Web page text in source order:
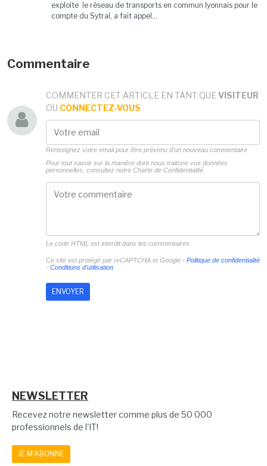
exploite le réseau de transports en commun lyonnais pour le
compte du Sytral, a fait appel...
Commentaire
COMMENTER CET ARTICLE EN TANT QUEVISITEUR
OU CONNECTEZ-VOUS
Renseignez votre email pour être prévenu d'un nouveau commentaire
Pour tout savoir sur la manière dont nous traitons vos données
personnelles, consultez notre Charte de Confidentialité.
Le code HTML est interdit dans les commentaires
Ce site est protégé par reCAPTCHA et Google - Politique de confidentialité
- Conditions d'utilisation
NEWSLETTER
Recevez notre newsletter comme plus de 50 000
professionnels de l'IT!
JE M'ABONNE